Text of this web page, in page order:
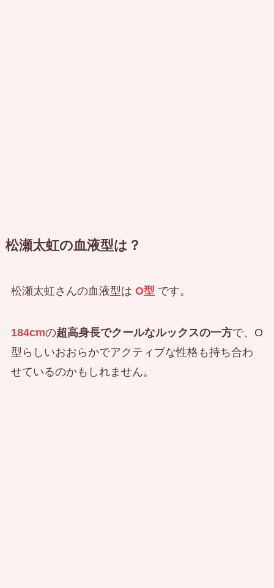
松瀬太虹の血液型は？
松瀬太虹さんの血液型は O型 です。
184cmの超高身長でクールなルックスの一方で、O
型らしいおおらかでアクティブな性格も持ち合わ
せているのかもしれません。